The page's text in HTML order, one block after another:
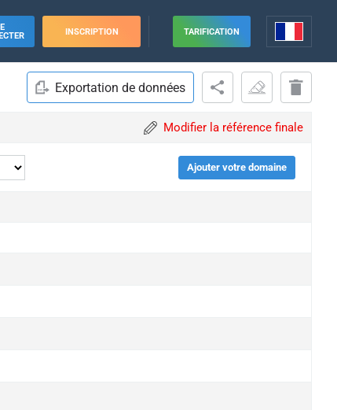
INSCRIPTION TARIFICATION
Exportation de données
Modifier la référence finale
Ajouter votre domaine